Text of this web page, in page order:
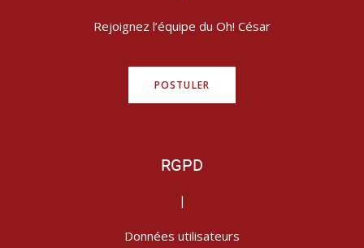
Rejoignez l’équipe du Oh! César
POSTULER
RGPD
|
Données utilisateurs